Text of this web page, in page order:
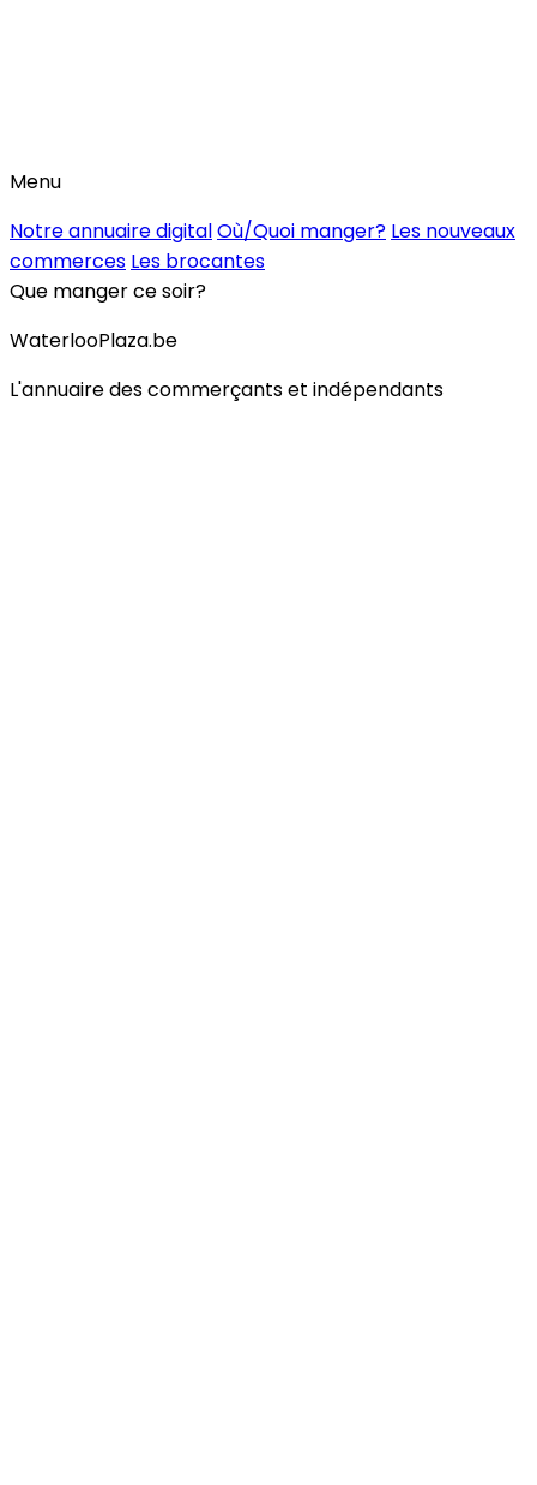
Menu
Notre annuaire digitalOù/Quoi manger? Les nouveaux
commerces Les brocantes
Que manger ce soir?
WaterlooPlaza.be
L'annuaire des commerçants et indépendants